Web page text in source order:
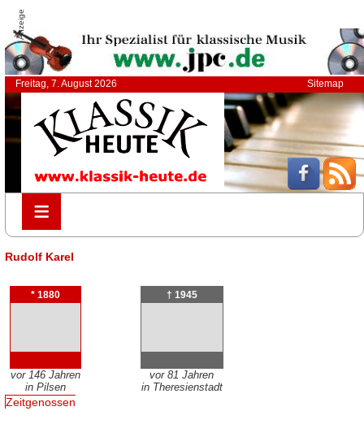
Anzeige
Freitag, 7. August 2026 Sitemap
≡
≡
Rudolf Karel
* 1880
vor 146 Jahren
in Pilsen
† 1945
vor 81 Jahren
in Theresienstadt
Zeitgenossen